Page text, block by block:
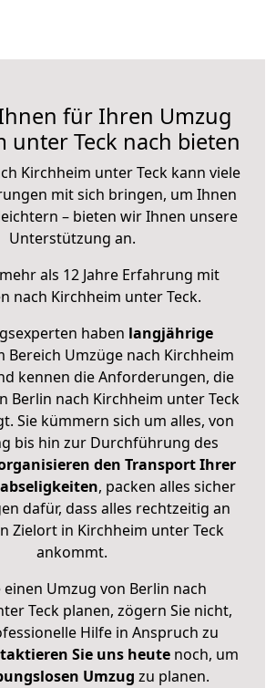
für Ihren Umzug
unter Teck nach bieten
Kirchheim unter Teck kann viele
mit sich bringen, um Ihnen
– bieten wir Ihnen unsere
Unterstützung an.
als 12 Jahre Erfahrung mit
nach Kirchheim unter Teck.
haben langjährige
Bereich Umzüge nach Kirchheim
kennen die Anforderungen, die
Berlin nach Kirchheim unter Teck
Sie kümmern sich um alles, von
bis hin zur Durchführung des
den Transport Ihrer
, packen alles sicher
dafür, dass alles rechtzeitig an
Zielort in Kirchheim unter Teck
ankommt.
einen Umzug von Berlin nach
Teck planen, zögern Sie nicht,
Hilfe in Anspruch zu
Sie uns heutenoch, um
Umzug zu planen.